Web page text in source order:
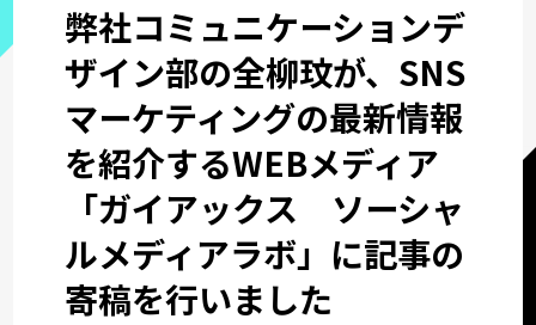
社
オ
ズ
マ
ピ
ー
ア
ー
弊社コミュニケーションデ
ザイン部の全柳玟が、SNS
マーケティングの最新情報
を紹介するWEBメディア
「ガイアックス ソーシャ
ルメディアラボ」に記事の
寄稿を行いました
アワード
企業情報
採用関連情報
ウズ研